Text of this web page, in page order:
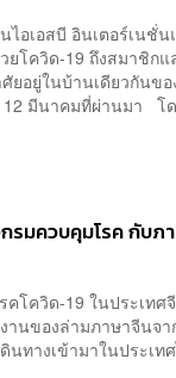
ไอเอสบี อินเตอร์เนชั่
ยโควิด-19 ถึงสมาชิก
ยอยู่ในบ้านเดียวกันข
12 มีนาคมที่ผ่านมา โ
รมควบคุมโรค กับภ
โควิด-19 ในประเทศ
นของล่ามภาษาจีนจา
นทางเข้ามาในประ